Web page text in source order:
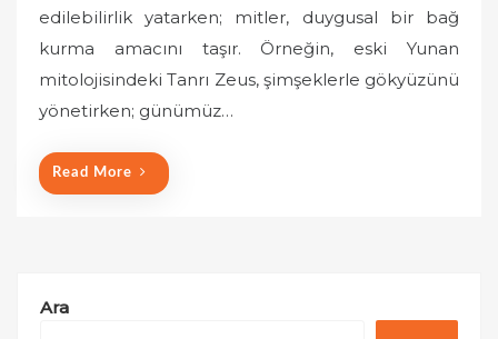
e
d
o
edilebilirlik yatarken; mitler, duygusal bir bağ
kurma amacını taşır. Örneğin, eski Yunan
mitolojisindeki Tanrı Zeus, şimşeklerle gökyüzünü
yönetirken; günümüz…
Read More
Ara